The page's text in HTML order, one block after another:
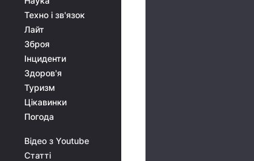
Техно і зв'язок
Лайт
Зброя
Інциденти
Здоров'я
Туризм
Цікавинки
Погода
Відео з Youtube
Статті